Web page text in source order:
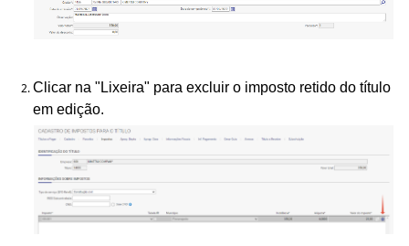
Clicar na "Lixeira" para excluir o imposto retido do título
em edição.